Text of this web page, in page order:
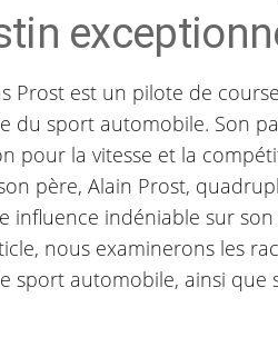
Prost est un pilote de
du sport automobile. Son
pour la vitesse et la
père, Alain Prost,
influence indéniable sur
nous examinerons les
sport automobile, ainsi que